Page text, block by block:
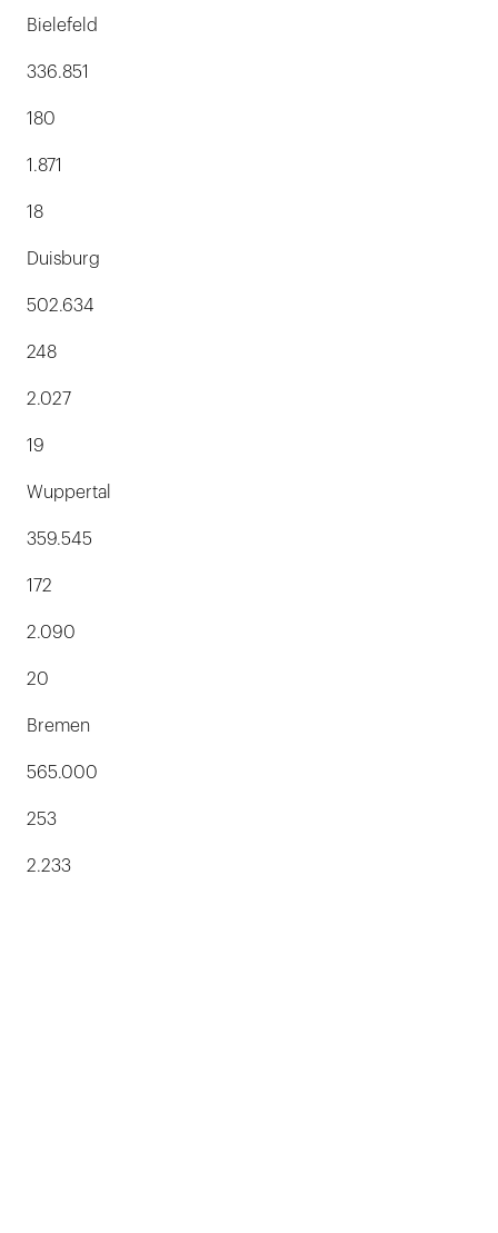
Bielefeld
336.851
180
1.871
18
Duisburg
502.634
248
2.027
19
Wuppertal
359.545
172
2.090
20
Bremen
565.000
253
2.233